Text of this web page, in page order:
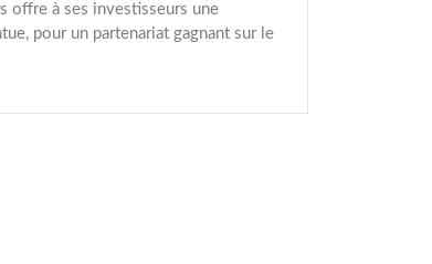
offre à ses investisseurs une
pour un partenariat gagnant sur le